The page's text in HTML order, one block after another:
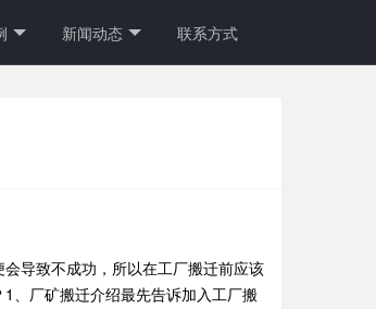
新闻动态 联系方式
导致不成功，所以在工厂搬迁前应该
、厂矿搬迁介绍最先告诉加入工厂搬